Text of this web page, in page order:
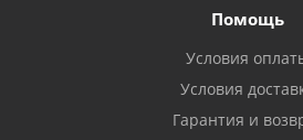
Помощь
Условия
Условия
Гарантия и